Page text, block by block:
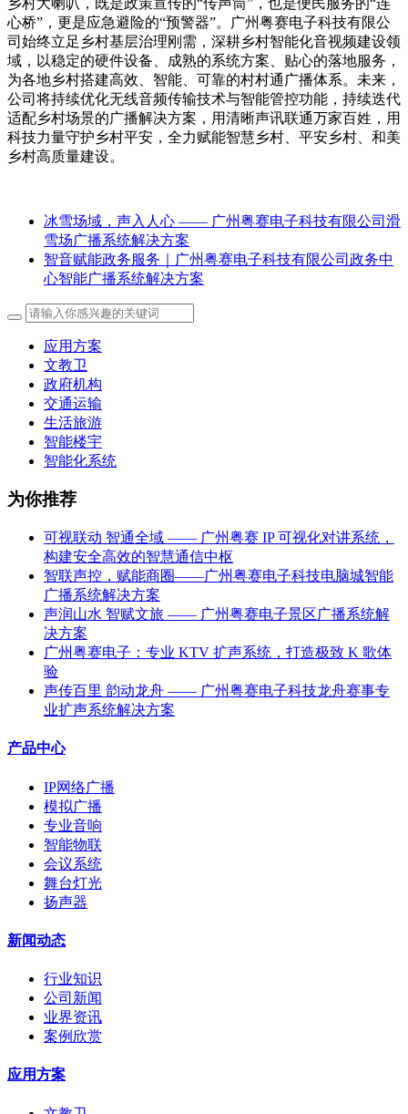
心桥”，更是应急避险的“预警器”。广州粤赛电子科技有限公
司始终立足乡村基层治理刚需，深耕乡村智能化音视频建设领
域，以稳定的硬件设备、成熟的系统方案、贴心的落地服务，
为各地乡村搭建高效、智能、可靠的村村通广播体系。未来，
公司将持续优化无线音频传输技术与智能管控功能，持续迭代
适配乡村场景的广播解决方案，用清晰声讯联通万家百姓，用
科技力量守护乡村平安，全力赋能智慧乡村、平安乡村、和美
乡村高质量建设。
冰雪场域，声入人心 —— 广州粤赛电子科技有限公司滑
雪场广播系统解决方案
智音赋能政务服务｜广州粤赛电子科技有限公司政务中
心智能广播系统解决方案
应用方案
文教卫
政府机构
交通运输
生活旅游
智能楼宇
智能化系统
为你推荐
可视联动 智通全域 —— 广州粤赛 IP 可视化对讲系统，
构建安全高效的智慧通信中枢
智联声控，赋能商圈——广州粤赛电子科技电脑城智能
广播系统解决方案
声润山水 智赋文旅 —— 广州粤赛电子景区广播系统解
决方案
广州粤赛电子：专业 KTV 扩声系统，打造极致 K 歌体
验
声传百里 韵动龙舟 —— 广州粤赛电子科技龙舟赛事专
业扩声系统解决方案
产品中心
IP网络广播
模拟广播
专业音响
智能物联
会议系统
舞台灯光
扬声器
新闻动态
行业知识
公司新闻
业界资讯
案例欣赏
应用方案